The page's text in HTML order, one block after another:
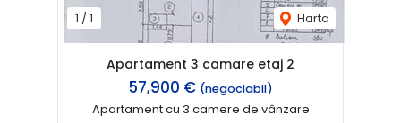
1 /1 Harta
Apartament 3 camare etaj 2
57,900 € (negociabil)
Apartament cu 3 camere de vânzare